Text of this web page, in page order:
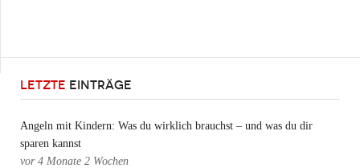
LETZTE EINTRÄGE
Angeln mit Kindern: Was du wirklich brauchst – und was du dir
sparen kannst
vor 4 Monate 2 Wochen